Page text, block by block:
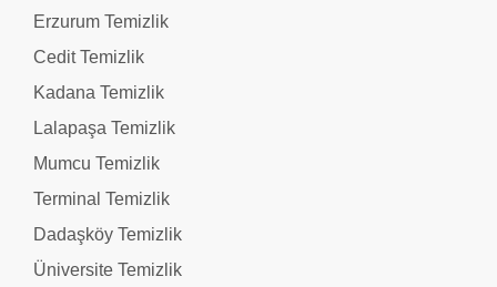
Erzurum Temizlik
Cedit Temizlik
Kadana Temizlik
Lalapaşa Temizlik
Mumcu Temizlik
Terminal Temizlik
Dadaşköy Temizlik
Üniversite Temizlik